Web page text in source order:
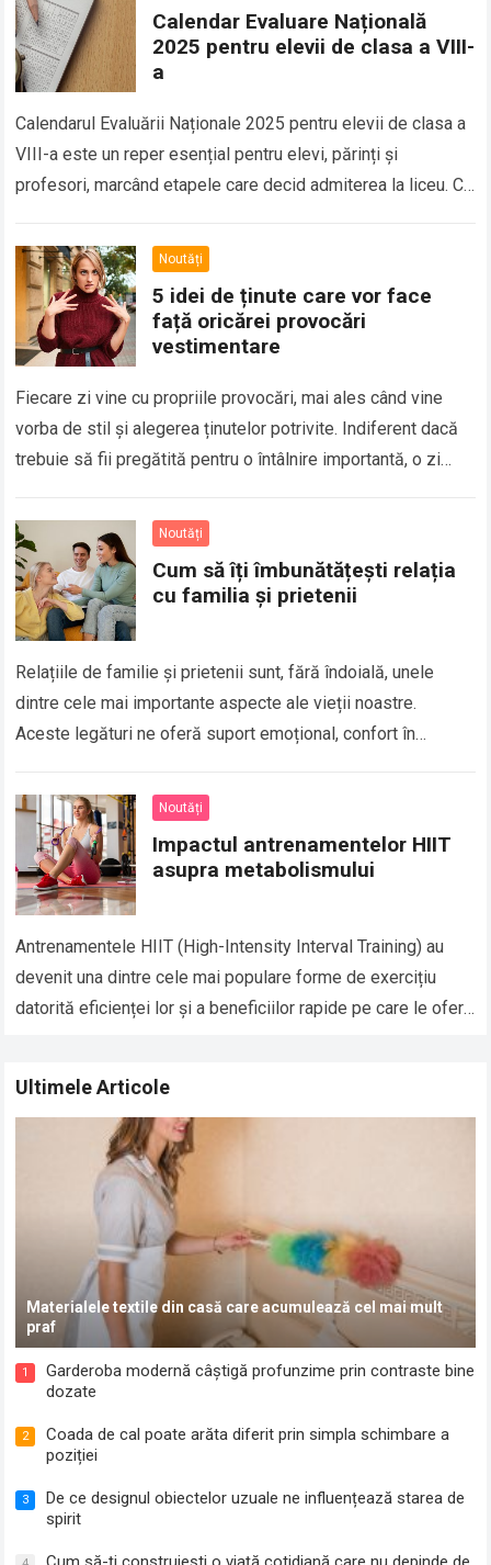
Calendar Evaluare Națională
2025 pentru elevii de clasa a VIII-
a
Calendarul Evaluării Naționale 2025 pentru elevii de clasa a
VIII-a este un reper esențial pentru elevi, părinți și
profesori, marcând etapele care decid admiterea la liceu. Cu
Noutăți
5 idei de ținute care vor face
față oricărei provocări
vestimentare
Fiecare zi vine cu propriile provocări, mai ales când vine
vorba de stil și alegerea ținutelor potrivite. Indiferent dacă
trebuie să fii pregătită pentru o întâlnire importantă, o zi
Noutăți
Cum să îți îmbunătățești relația
cu familia și prietenii
Relațiile de familie și prietenii sunt, fără îndoială, unele
dintre cele mai importante aspecte ale vieții noastre.
Aceste legături ne oferă suport emoțional, confort în
Noutăți
Impactul antrenamentelor HIIT
asupra metabolismului
Antrenamentele HIIT (High-Intensity Interval Training) au
devenit una dintre cele mai populare forme de exercițiu
datorită eficienței lor și a beneficiilor rapide pe care le oferă
Ultimele Articole
Materialele textile din casă care acumulează cel mai mult
praf
1
Garderoba modernă câștigă profunzime prin contraste bine
dozate
2
Coada de cal poate arăta diferit prin simpla schimbare a
poziției
3
De ce designul obiectelor uzuale ne influențează starea de
spirit